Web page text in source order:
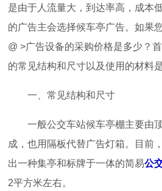
是由于人流量大，到达率高，成本
的广告主会选择候车亭广告。如果
@ >广告设备的采购价格是多少？
的常见结构和尺寸以及使用的材料
一、常见结构和尺寸
一般公交车站候车亭棚主要由
成，也用隔板代替广告灯箱。目前
出一种集亭和标牌于一体的简易公
2平方米左右。